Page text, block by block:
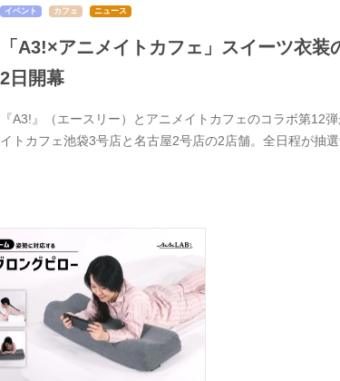
イベント カフェ ニュース
「A3!×アニメイトカフェ」スイーツ衣
2日開幕
『A3!』（エースリー）とアニメイトカフェのコラボ第12
イトカフェ池袋3号店と名古屋2号店の2店舗。全日程が抽